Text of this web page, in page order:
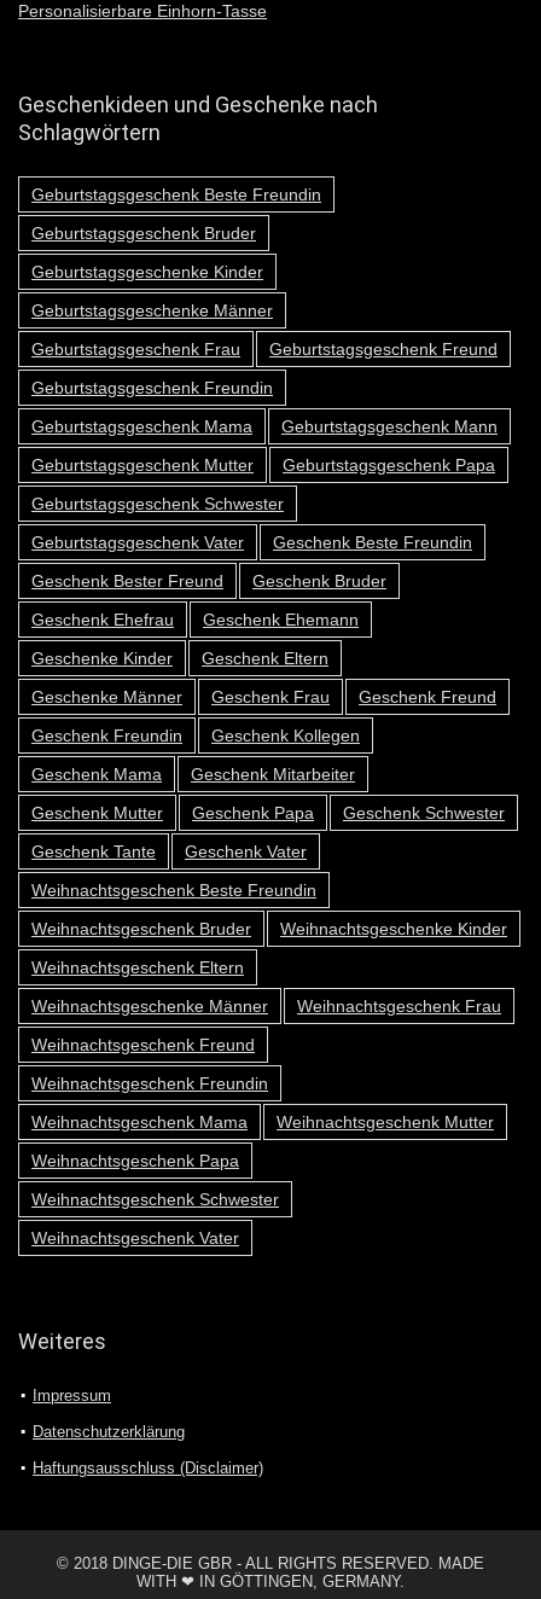
Personalisierbare Einhorn-Tasse
Geschenkideen und Geschenke nach
Schlagwörtern
Geburtstagsgeschenk Beste Freundin
Geburtstagsgeschenk Bruder
Geburtstagsgeschenke Kinder
Geburtstagsgeschenke Männer
Geburtstagsgeschenk Frau
Geburtstagsgeschenk Freund
Geburtstagsgeschenk Freundin
Geburtstagsgeschenk Mama
Geburtstagsgeschenk Mann
Geburtstagsgeschenk Mutter
Geburtstagsgeschenk Papa
Geburtstagsgeschenk Schwester
Geburtstagsgeschenk Vater
Geschenk Beste Freundin
Geschenk Bester Freund
Geschenk Bruder
Geschenk Ehefrau
Geschenk Ehemann
Geschenke Kinder
Geschenk Eltern
Geschenke Männer
Geschenk Frau
Geschenk Freund
Geschenk Freundin
Geschenk Kollegen
Geschenk Mama
Geschenk Mitarbeiter
Geschenk Mutter
Geschenk Papa
Geschenk Schwester
Geschenk Tante
Geschenk Vater
Weihnachtsgeschenk Beste Freundin
Weihnachtsgeschenk Bruder
Weihnachtsgeschenke Kinder
Weihnachtsgeschenk Eltern
Weihnachtsgeschenke Männer
Weihnachtsgeschenk Frau
Weihnachtsgeschenk Freund
Weihnachtsgeschenk Freundin
Weihnachtsgeschenk Mama
Weihnachtsgeschenk Mutter
Weihnachtsgeschenk Papa
Weihnachtsgeschenk Schwester
Weihnachtsgeschenk Vater
Weiteres
Impressum
Datenschutzerklärung
Haftungsausschluss (Disclaimer)
© 2018 DINGE-DIE GBR - ALL RIGHTS RESERVED. MADE
WITH ❤ IN GÖTTINGEN, GERMANY.